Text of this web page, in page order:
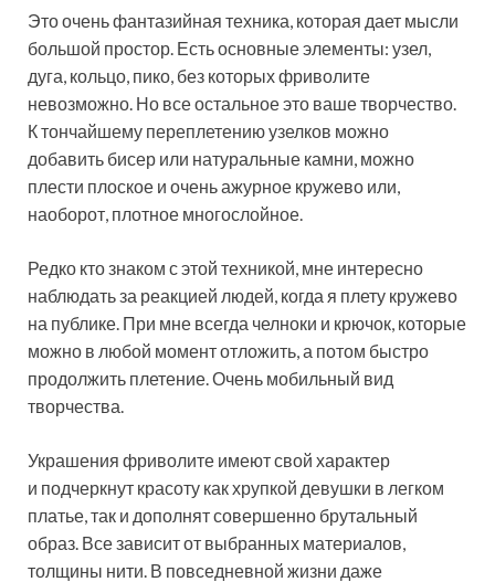
Это очень фантазийная техника, которая дает мысли
большой простор. Есть основные элементы: узел,
дуга, кольцо, пико, без которых фриволите
невозможно. Но все остальное это ваше творчество.
К тончайшему переплетению узелков можно
добавить бисер или натуральные камни, можно
плести плоское и очень ажурное кружево или,
наоборот, плотное многослойное.
Редко кто знаком с этой техникой, мне интересно
наблюдать за реакцией людей, когда я плету кружево
на публике. При мне всегда челноки и крючок, которые
можно в любой момент отложить, а потом быстро
продолжить плетение. Очень мобильный вид
творчества.
Украшения фриволите имеют свой характер
и подчеркнут красоту как хрупкой девушки в легком
платье, так и дополнят совершенно брутальный
образ. Все зависит от выбранных материалов,
толщины нити. В повседневной жизни даже